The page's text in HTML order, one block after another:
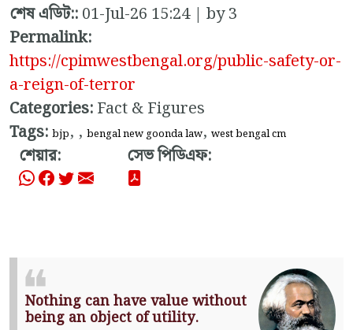
শেষ এডিট::01-Jul-26 15:24 | by 3
Permalink:
https://cpimwestbengal.org/public-safety-or-
a-reign-of-terror
Categories:Fact & Figures
Tags: bjp, , bengal new goonda law, west bengal cm
শেয়ার: সেভ পিডিএফ:
Nothing can have value without
being an object of utility.